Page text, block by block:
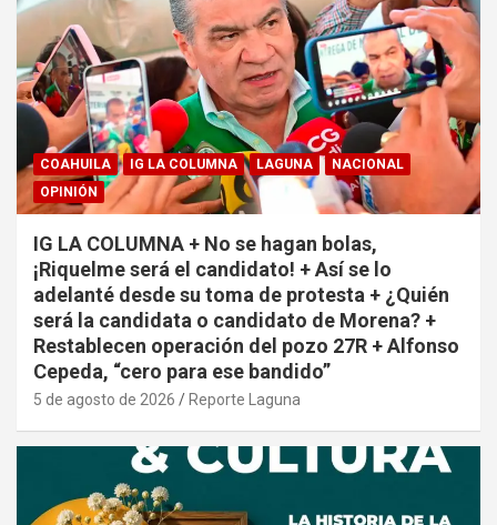
COAHUILA IG LA COLUMNA LAGUNA
NACIONAL
OPINIÓN
IG LA COLUMNA + No se hagan bolas,
¡Riquelme será el candidato! + Así se lo
adelanté desde su toma de protesta + ¿Quién
será la candidata o candidato de Morena? +
Restablecen operación del pozo 27R + Alfonso
Cepeda, “cero para ese bandido”
5 de agosto de 2026 Reporte Laguna